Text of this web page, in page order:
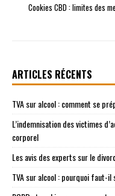
Cookies CBD : limites des
ARTICLES RÉCENTS
TVA sur alcool : comment se
L’indemnisation des victimes
corporel
Les avis des experts sur le
TVA sur alcool : pourquoi faut-